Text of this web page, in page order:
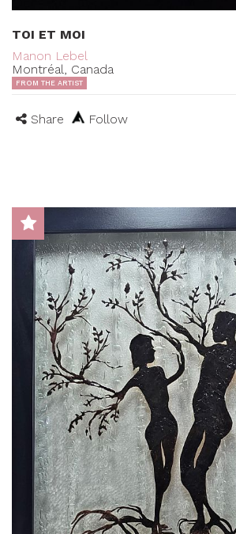
TOI ET MOI
Manon Lebel
Montréal, Canada
FROM THE ARTIST
Share Follow